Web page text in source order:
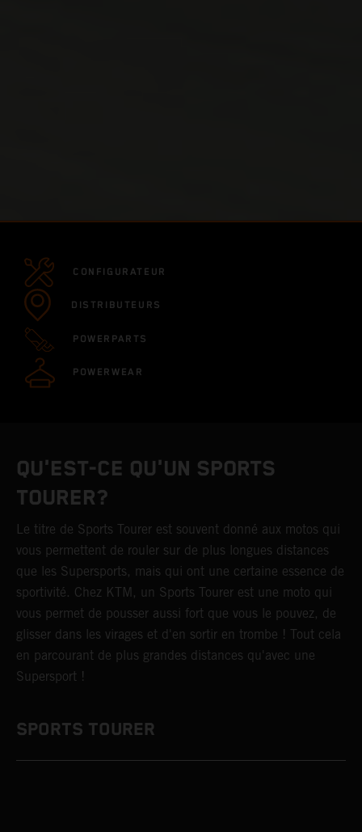
CONFIGURATEUR
DISTRIBUTEURS
POWERPARTS
POWERWEAR
QU'EST-CE QU'UN SPORTS
TOURER?
Le titre de Sports Tourer est souvent donné aux motos qui
vous permettent de rouler sur de plus longues distances
que les Supersports, mais qui ont une certaine essence de
sportivité. Chez KTM, un Sports Tourer est une moto qui
vous permet de pousser aussi fort que vous le pouvez, de
glisser dans les virages et d'en sortir en trombe ! Tout cela
en parcourant de plus grandes distances qu'avec une
Supersport !
SPORTS TOURER